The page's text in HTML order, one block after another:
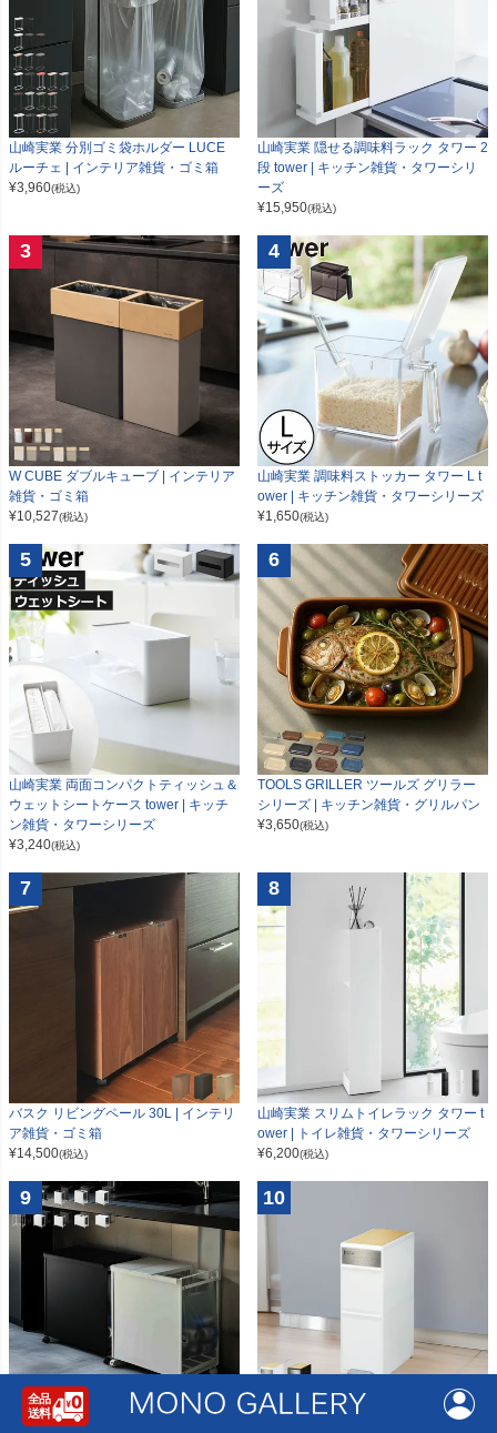
山崎実業 分別ゴミ袋ホルダー LUCE
ルーチェ | インテリア雑貨・ゴミ箱
¥3,960(税込)
山崎実業 隠せる調味料ラック タワー 2
段 tower | キッチン雑貨・タワーシリ
ーズ
¥15,950(税込)
3
W CUBE ダブルキューブ | インテリア
雑貨・ゴミ箱
¥10,527(税込)
4
山崎実業 調味料ストッカー タワー L t
ower | キッチン雑貨・タワーシリーズ
¥1,650(税込)
5
山崎実業 両面コンパクトティッシュ＆
ウェットシートケース tower | キッチ
ン雑貨・タワーシリーズ
¥3,240(税込)
6
TOOLS GRILLER ツールズ グリラー
シリーズ | キッチン雑貨・グリルパン
¥3,650(税込)
7
バスク リビングペール 30L | インテリ
ア雑貨・ゴミ箱
¥14,500(税込)
8
山崎実業 スリムトイレラック タワー t
ower | トイレ雑貨・タワーシリーズ
¥6,200(税込)
9
山崎実業 分別ダストワゴン タワー tow
10
分別スイングステーション 2段 リバー